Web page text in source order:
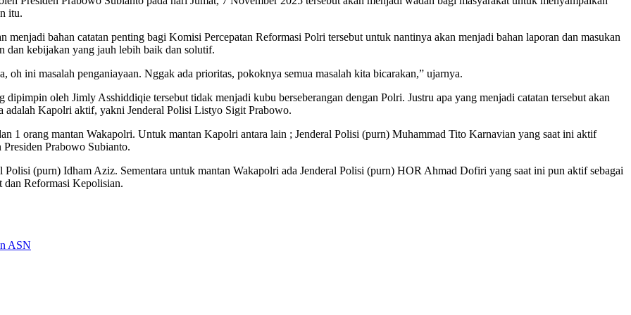
itu.
bahan catatan penting bagi Komisi Percepatan Reformasi Polri tersebut untuk nantinya akan menjadi bahan laporan dan masukan
dan kebijakan yang jauh lebih baik dan solutif.
oh ini masalah penganiayaan. Nggak ada prioritas, pokoknya semua masalah kita bicarakan,” ujarnya.
oleh Jimly Asshiddiqie tersebut tidak menjadi kubu berseberangan dengan Polri. Justru apa yang menjadi catatan tersebut akan
Kapolri aktif, yakni Jenderal Polisi Listyo Sigit Prabowo.
1 orang mantan Wakapolri. Untuk mantan Kapolri antara lain ; Jenderal Polisi (purn) Muhammad Tito Karnavian yang saat ini aktif
Prabowo Subianto.
(purn) Idham Aziz. Sementara untuk mantan Wakapolri ada Jenderal Polisi (purn) HOR Ahmad Dofiri yang saat ini pun aktif sebagai
dan Reformasi Kepolisian.
ASN